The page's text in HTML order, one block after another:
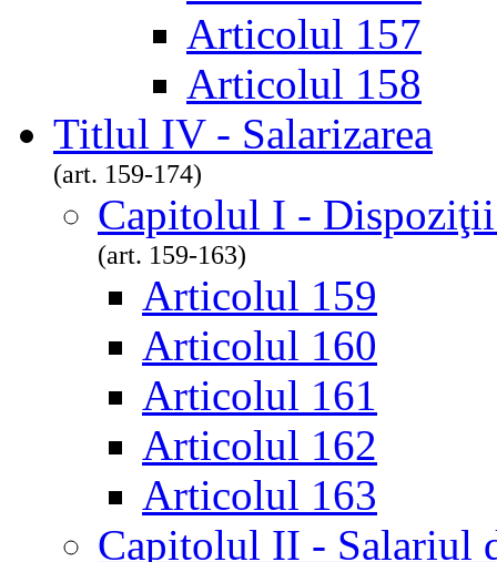
Articolul 157
Articolul 158
Titlul IV - Salarizarea
(art. 159-174)
Capitolul I - Dispoziţii
(art. 159-163)
Articolul 159
Articolul 160
Articolul 161
Articolul 162
Articolul 163
Capitolul II - Salariul